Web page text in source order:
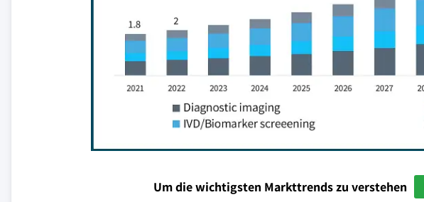
Um die wichtigsten Markttrends zu verstehen